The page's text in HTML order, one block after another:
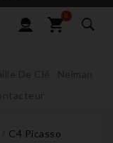
0
De Clé
Neiman
C4 Picasso